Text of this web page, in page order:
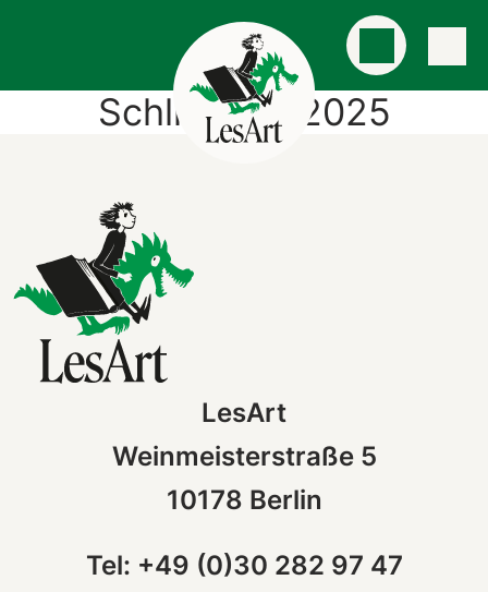
Schließzeit 2025
LesArt
Weinmeisterstraße 5
10178 Berlin
Tel: +49 (0)30 282 97 47